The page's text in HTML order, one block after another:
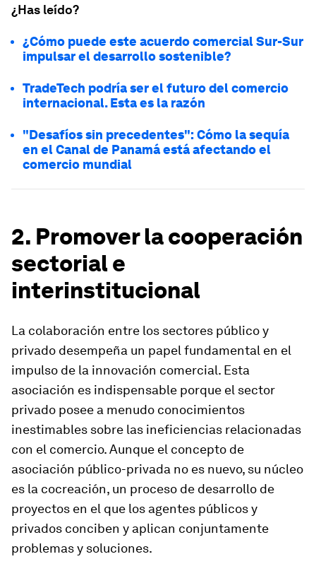
¿Has leído?
¿Cómo puede este acuerdo comercial Sur-Sur
impulsar el desarrollo sostenible?
TradeTech podría ser el futuro del comercio
internacional. Esta es la razón
"Desafíos sin precedentes": Cómo la sequía
en el Canal de Panamá está afectando el
comercio mundial
2. Promover la cooperación
sectorial e
interinstitucional
La colaboración entre los sectores público y
privado desempeña un papel fundamental en el
impulso de la innovación comercial. Esta
asociación es indispensable porque el sector
privado posee a menudo conocimientos
inestimables sobre las ineficiencias relacionadas
con el comercio. Aunque el concepto de
asociación público-privada no es nuevo, su núcleo
es la cocreación, un proceso de desarrollo de
proyectos en el que los agentes públicos y
privados conciben y aplican conjuntamente
problemas y soluciones.